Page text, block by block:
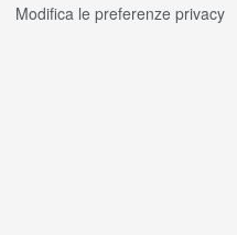
Modifica le preferenze privacy